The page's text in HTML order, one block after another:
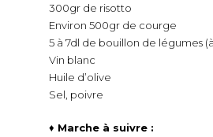
300gr de risotto
Environ 500gr de courge
5 à 7dl de bouillon de légumes
Vin blanc
Huile d’olive
Sel, poivre
♦ Marche à suivre :